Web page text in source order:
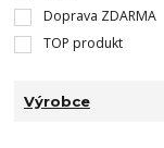
Doprava ZDARMA
TOP produkt
Výrobce